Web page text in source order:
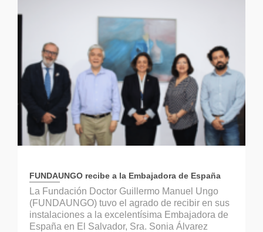
FUNDAUNGO recibe a la Embajadora de España
La Fundación Doctor Guillermo Manuel Ungo
(FUNDAUNGO) tuvo el agrado de recibir en sus
instalaciones a la excelentísima Embajadora de
España en El Salvador, Sra. Sonia Álvarez